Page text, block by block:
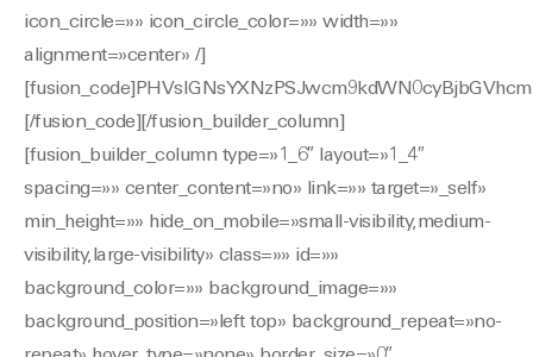
icon_circle=»» icon_circle_color=»» width=»»
alignment=»center» /]
[/fusion_code][/fusion_builder_column]
[fusion_builder_column type=»1_6″ layout=»1_4″
spacing=»» center_content=»no» link=»» target=»_self»
min_height=»» hide_on_mobile=»small-visibility,medium-
visibility,large-visibility» class=»» id=»»
background_color=»» background_image=»»
background_position=»left top» background_repeat=»no-